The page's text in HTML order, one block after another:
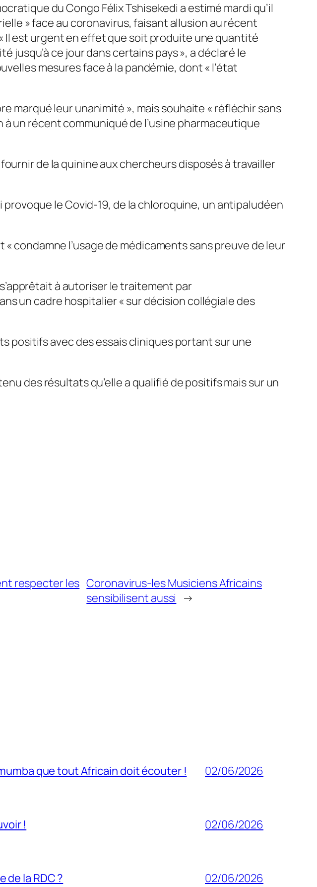
du Congo Félix Tshisekedi a estimé mardi qu’il
» face au coronavirus, faisant allusion au récent
Il est urgent en effet que soit produite une quantité
ce jour dans certains pays », a déclaré le
mesures face à la pandémie, dont « l’état
marqué leur unanimité », mais souhaite « réfléchir sans
à un récent communiqué de l’usine pharmaceutique
de la quinine aux chercheurs disposés à travailler
le Covid-19, de la chloroquine, un antipaludéen
condamne l’usage de médicaments sans preuve de leur
à autoriser le traitement par
un cadre hospitalier « sur décision collégiale des
positifs avec des essais cliniques portant sur une
des résultats qu’elle a qualifié de positifs mais sur un
respecter les Coronavirus-les Musiciens Africains
sensibilisent aussi →
que tout Africain doit écouter ! 02/06/2026
! 02/06/2026
de la RDC ? 02/06/2026